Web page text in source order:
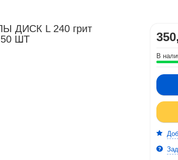
ДИСК L 240 грит
50 ШТ
В